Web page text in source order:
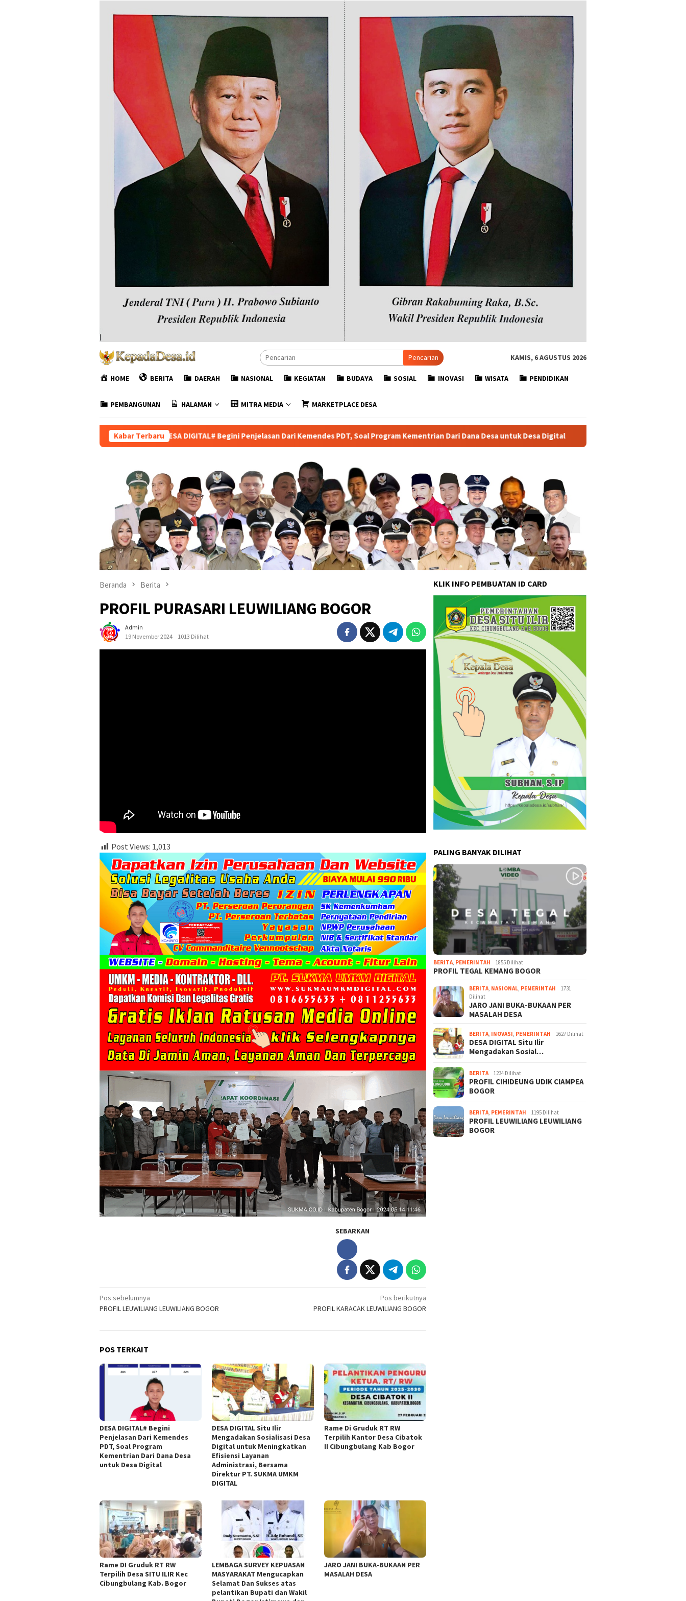
Pencarian KAMIS, 6 AGUSTUS 2026
HOME BERITA DAERAH NASIONAL KEGIATAN BUDAYA SOSIAL INOVASI WISATA PENDIDIKAN
PEMBANGUNAN HALAMAN MITRA MEDIA MARKETPLACE DESA
Kabar Terbaru
DESA DIGITAL# Begini Penjelasan Dari Kemendes PDT, Soal Program Kementrian Dari Dana Desa untuk Desa Digital DESA DIGITAL Situ Ilir Mengadakan Sosialisasi Desa
Beranda Berita
PROFIL PURASARI LEUWILIANG BOGOR
Admin
19 November 2024
1013 Dilihat
Post Views: 1,013
SEBARKAN
Navigasi
pos
Pos sebelumnya
PROFIL LEUWILIANG LEUWILIANG BOGOR
Pos berikutnya
PROFIL KARACAK LEUWILIANG BOGOR
POS TERKAIT
DESA DIGITAL# Begini
Penjelasan Dari Kemendes
PDT, Soal Program
Kementrian Dari Dana Desa
untuk Desa Digital
DESA DIGITAL Situ Ilir
Mengadakan Sosialisasi Desa
Digital untuk Meningkatkan
Efisiensi Layanan
Administrasi, Bersama
Direktur PT. SUKMA UMKM
DIGITAL
Rame Di Gruduk RT RW
Terpilih Kantor Desa Cibatok
II Cibungbulang Kab Bogor
Rame DI Gruduk RT RW
Terpilih Desa SITU ILIR Kec
Cibungbulang Kab. Bogor
LEMBAGA SURVEY KEPUASAN
MASYARAKAT Mengucapkan
Selamat Dan Sukses atas
pelantikan Bupati dan Wakil
JARO JANI BUKA-BUKAAN PER
MASALAH DESA
KLIK INFO PEMBUATAN ID CARD
PALING BANYAK DILIHAT
BERITA, PEMERINTAH 1855 Dilihat
PROFIL TEGAL KEMANG BOGOR
BERITA, NASIONAL, PEMERINTAH
1731
Dilihat
JARO JANI BUKA-BUKAAN PER
MASALAH DESA
BERITA, INOVASI, PEMERINTAH 1627 Dilihat
DESA DIGITAL Situ Ilir
Mengadakan Sosial…
BERITA 1234 Dilihat
PROFIL CIHIDEUNG UDIK CIAMPEA
BOGOR
BERITA, PEMERINTAH 1195 Dilihat
PROFIL LEUWILIANG LEUWILIANG
BOGOR